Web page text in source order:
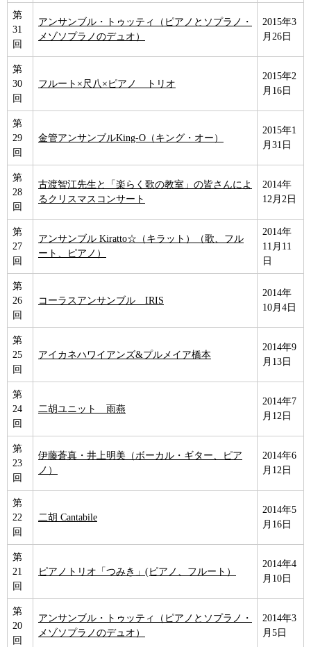
第
31
回
アンサンブル・トゥッティ（ピアノとソプラノ・
メゾソプラノのデュオ）
2015年3
月26日
第
30
回
フルート×尺八×ピアノ トリオ
2015年2
月16日
第
29
回
金管アンサンブルKing-O（キング・オー）
2015年1
月31日
第
28
回
古渡智江先生と「楽らく歌の教室」の皆さんによ
るクリスマスコンサート
2014年
12月2日
第
27
回
アンサンブル Kiratto☆（キラット）（歌、フル
ート、ピアノ）
2014年
11月11
日
第
26
回
コーラスアンサンブル IRIS
2014年
10月4日
第
25
回
アイカネハワイアンズ&プルメイア橋本
2014年9
月13日
第
24
回
二胡ユニット 雨燕
2014年7
月12日
第
23
回
伊藤蒼真・井上明美（ボーカル・ギター、ピア
ノ）
2014年6
月12日
第
22
回
二胡 Cantabile
2014年5
月16日
第
21
回
ピアノトリオ「つみき」(ピアノ、フルート）
2014年4
月10日
第
20
回
アンサンブル・トゥッティ（ピアノとソプラノ・
メゾソプラノのデュオ）
2014年3
月5日